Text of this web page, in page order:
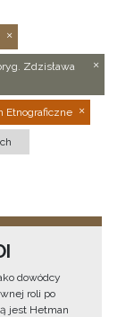
Zdzisława
Etnograficzne
dowódcy
roli po
jest Hetman